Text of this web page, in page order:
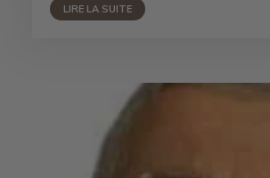
LIRE LA SUITE